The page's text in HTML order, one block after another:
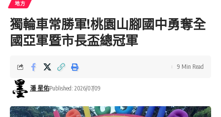
地方
獨輪車常勝軍!桃園山腳國中勇奪全
國亞軍暨市長盃總冠軍
潘 星佑Published: 2026/07/09
9 Min Read